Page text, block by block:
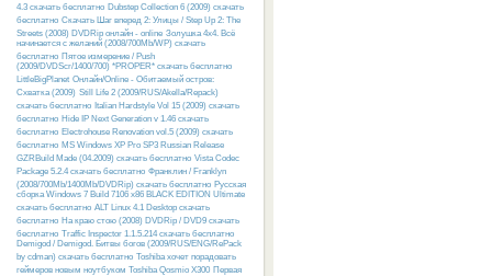
4.3 скачать бесплатно Dubstep Collection 6 (2009) скачать
бесплатно Скачать Шаг вперед 2: Улицы / Step Up 2: The
Streets (2008) DVDRip онлайн - online Золушка 4х4. Всё
начинается с желаний (2008/700Mb/WP) скачать
бесплатно Пятое измерение / Push
(2009/DVDScr/1400/700) *PROPER* скачать бесплатно
LittleBigPlanet Онлайн/Online - Обитаемый остров:
Схватка (2009) Still Life 2 (2009/RUS/Akella/Repack)
скачать бесплатно Italian Hardstyle Vol 15 (2009) скачать
бесплатно Hide IP Next Generation v 1.46 скачать
бесплатно Electrohouse Renovation vol.5 (2009) скачать
бесплатно MS Windows XP Pro SP3 Russian Release
GZRBuild Made (04.2009) скачать бесплатно Vista Codec
Package 5.2.4 скачать бесплатно Франклин / Franklyn
(2008/700Mb/1400Mb/DVDRip) скачать бесплатно Русcкая
сборка Windows 7 Build 7106 x86 BLACK EDITION Ultimate
скачать бесплатно ALT Linux 4.1 Desktop скачать
бесплатно На краю стою (2008) DVDRip / DVD9 скачать
бесплатно Traffic Inspector 1.1.5.214 скачать бесплатно
Demigod / Demigod. Битвы богов (2009/RUS/ENG/RePack
by cdman) скачать бесплатно Toshiba хочет порадовать
геймеров новым ноутбуком Toshiba Qosmio X300 Первая